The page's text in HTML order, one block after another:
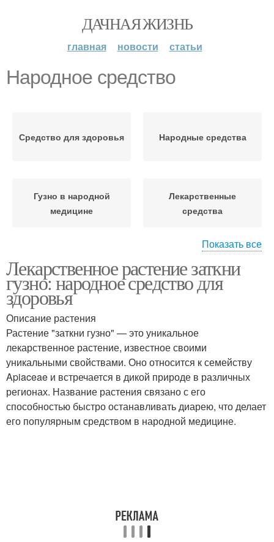
ДАЧНАЯ ЖИЗНЬ
главная новости статьи
Народное средство
Средство для здоровья Народные средства
Гузно в народной
медицине
Лекарственные
средства
Средства от геморроя
средство
Средство от мышей Средства от крыс
Средства без химии
Показать все
Лекарственное растение заткни
гузно: народное средство для
здоровья
Описание растения
Растение "заткни гузно" — это уникальное
лекарственное растение, известное своими
уникальными свойствами. Оно относится к семейству
Apiaceae и встречается в дикой природе в различных
регионах. Название растения связано с его
способностью быстро останавливать диарею, что делает
его популярным средством в народной медицине.